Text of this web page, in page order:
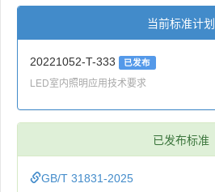
当前标准计划
20221052-T-333 已发布
LED室内照明应用技术要求
已发布标准
GB/T 31831-2025